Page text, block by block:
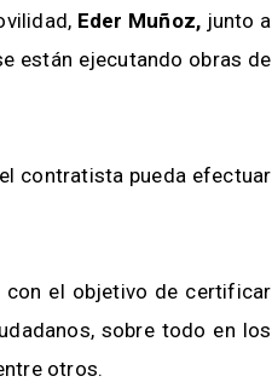
Eder Muñoz, junto a
están ejecutando obras de
contratista pueda efectuar
con el objetivo de certificar
sobre todo en los
otros.